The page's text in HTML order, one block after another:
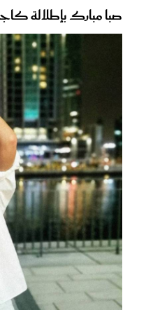
صبا مبارك بإطلالة